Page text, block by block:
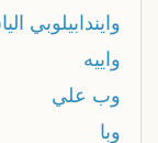
وايندابيلوبي
واييه
وب علي
وبا